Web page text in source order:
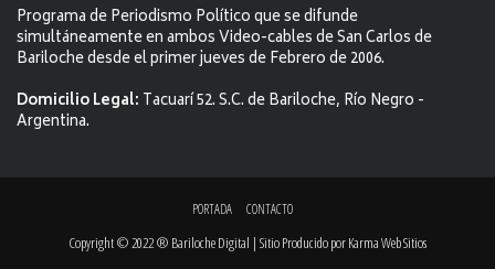
Programa de Periodismo Político que se difunde
simultáneamente en ambos Video-cables de San Carlos de
Bariloche desde el primer jueves de Febrero de 2006.
Domicilio Legal: Tacuarí 52. S.C. de Bariloche, Río Negro -
Argentina.
PORTADA CONTACTO
Copyright © 2022 ® Bariloche Digital | Sitio Producido porKarma Web Sitios